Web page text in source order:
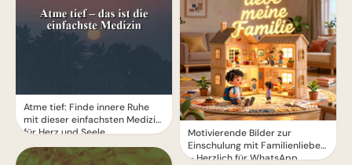
Atme tief: Finde innere Ruhe
mit dieser einfachsten Medizin
für Herz und Seele
Motivierende Bilder zur
Einschulung mit Familienliebe
– Herzlich für WhatsApp